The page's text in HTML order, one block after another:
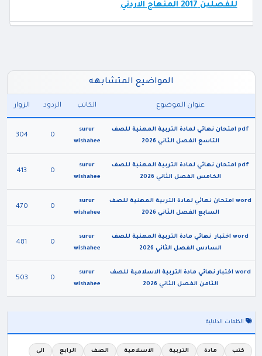
للفصلين 2017 المنهاج الاردني
المواضيع المتشابهه
عنوان الموضوع الكاتب الردود الزوار
pdf امتحان نهائي لمادة التربية المهنية للصف
التاسع الفصل الثاني 2026
surur
wishahee
0
304
pdf امتحان نهائي لمادة التربية المهنية للصف
الخامس الفصل الثاني 2026
surur
wishahee
0
413
word امتحان نهائي لمادة التربية المهنية للصف
السابع الفصل الثاني 2026
surur
wishahee
0
470
word اختبار نهائي مادة التربية المهنية للصف
السادس الفصل الثاني 2026
surur
wishahee
0
481
word اختبار نهائي مادة التربية الاسلامية للصف
الثامن الفصل الثاني 2026
surur
wishahee
0
503
الكلمات الدلالية
كتب مادة التربية الاسلامية الصف الرابع الى